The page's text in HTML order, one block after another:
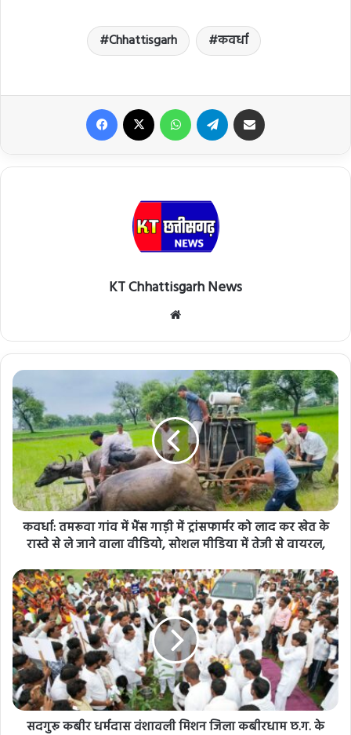
Chhattisgarh कवर्धा
Facebook WhatsApp Telegram
KT Chhattisgarh News
कवर्धा: तमरूवा गांव में भैंस गाड़ी में ट्रांसफार्मर को लाद कर खेत के
रास्ते से ले जाने वाला वीडियो, सोशल मीडिया में तेजी से वायरल,
सदगुरू कबीर धर्मदास वंशावली मिशन जिला कबीरधाम छ.ग. के